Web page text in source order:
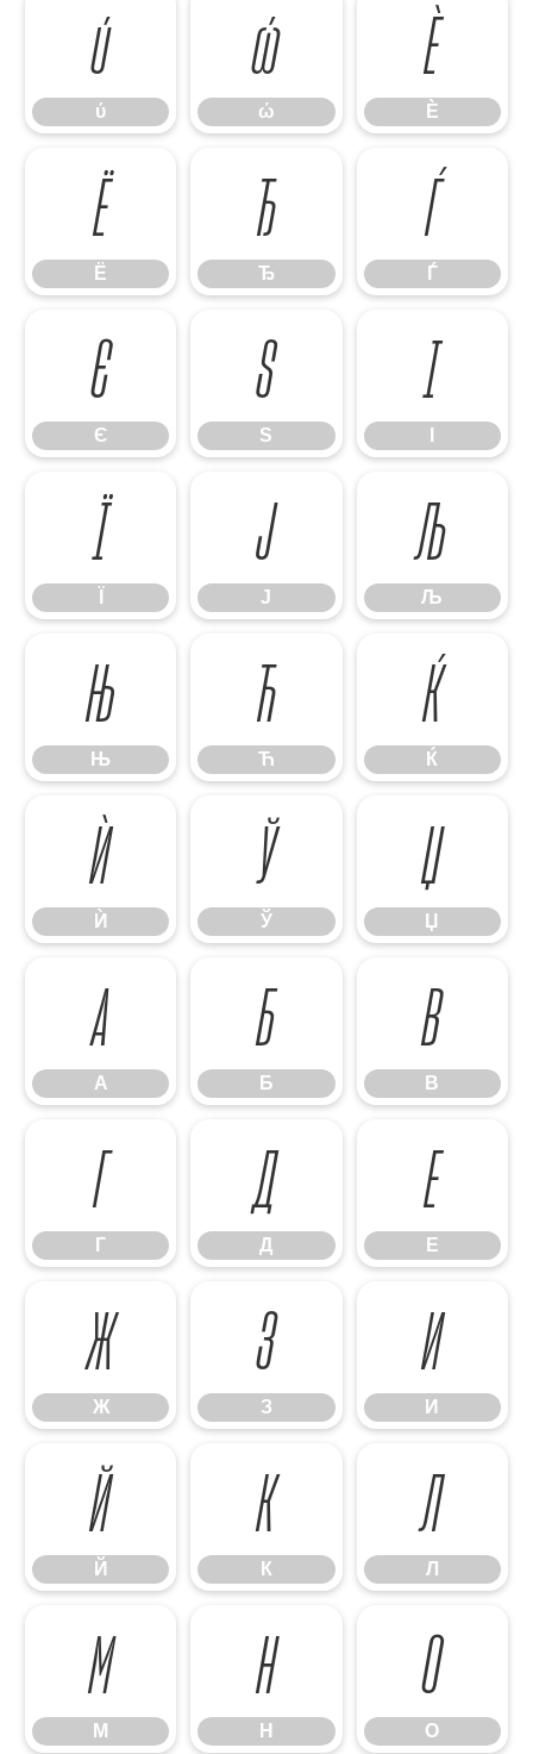
ύ
ύ
ώ
ώ
Ѐ
Ѐ
Ё
Ё
Ђ
Ђ
Ѓ
Ѓ
Є
Є
Ѕ
Ѕ
І
Ї Ј
Ј
Љ
Љ
Њ
Њ
Ћ
Ћ
Ќ
Ќ
Ѝ
Ѝ
Ў
Ў
Џ
Џ
А
А
Б
Б
В
В
Г
Г
Д
Д
Е
Е
Ж
Ж
З
З
И
И
Й
Й
К
К
Л
Л
М
М
Н
Н
О
О